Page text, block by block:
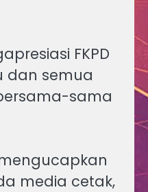
FKPD
dan semua
sama
media cetak,